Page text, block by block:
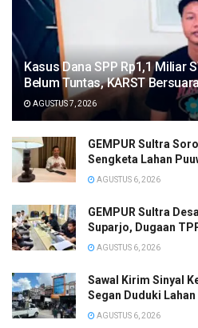
Kasus Dana SPP Rp1,1 Miliar
Belum Tuntas, KARST
AGUSTUS 7, 2026
GEMPUR Sultra
Sengketa Lahan
AGUSTUS 6, 2026
GEMPUR Sultra
Suparjo, Dugaan
AGUSTUS 6, 2026
Sawal Kirim Sinyal
Segan Duduki
AGUSTUS 6, 2026